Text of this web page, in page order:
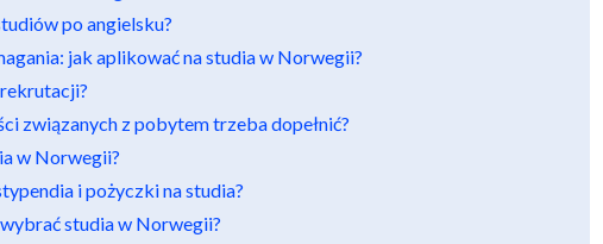
po angielsku?
jak aplikować na studia w Norwegii?
związanych z pobytem trzeba dopełnić?
w Norwegii?
i pożyczki na studia?
studia w Norwegii?